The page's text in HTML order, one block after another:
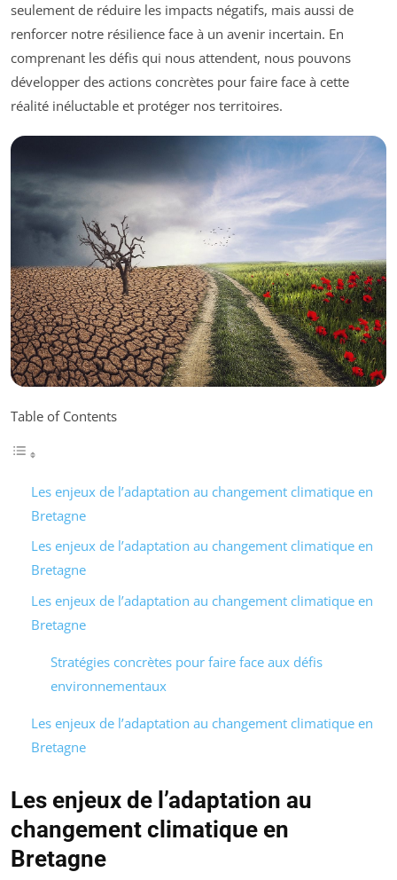
seulement de réduire les impacts négatifs, mais aussi de
renforcer notre résilience face à un avenir incertain. En
comprenant les défis qui nous attendent, nous pouvons
développer des actions concrètes pour faire face à cette
réalité inéluctable et protéger nos territoires.
Table of Contents
Les enjeux de l’adaptation au changement climatique en
Bretagne
Les enjeux de l’adaptation au changement climatique en
Bretagne
Les enjeux de l’adaptation au changement climatique en
Bretagne
Stratégies concrètes pour faire face aux défis
environnementaux
Les enjeux de l’adaptation au changement climatique en
Bretagne
Les enjeux de l’adaptation au
changement climatique en
Bretagne